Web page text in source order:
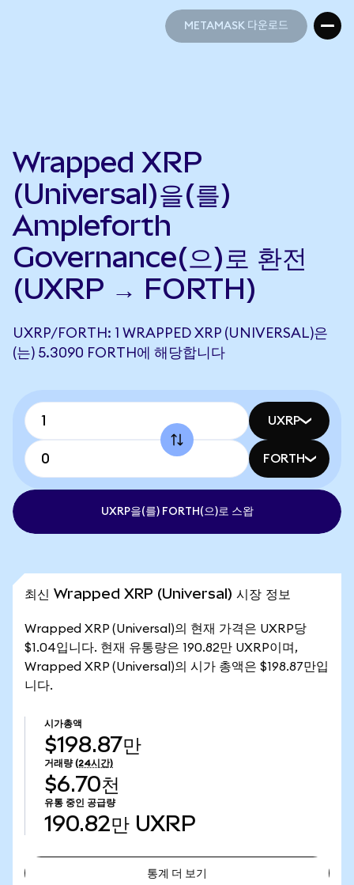
METAMASK 다운로드
Wrapped XRP
(Universal)을(를)
Ampleforth
Governance(으)로 환전
(UXRP → FORTH)
UXRP/FORTH: 1 WRAPPED XRP (UNIVERSAL)은
(는) 5.3090 FORTH에 해당합니다
UXRP
FORTH
UXRP을(를) FORTH(으)로 스왑
최신 Wrapped XRP (Universal) 시장 정보
Wrapped XRP (Universal)의 현재 가격은 UXRP당
$1.04입니다. 현재 유통량은 190.82만 UXRP이며,
Wrapped XRP (Universal)의 시가 총액은 $198.87만입
니다.
시가총액
$198.87만
거래량 (24시간)
$6.70천
유통 중인 공급량
190.82만 UXRP
통계 더 보기